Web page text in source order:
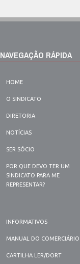
NAVEGAÇÃO RÁPIDA
HOME
O SINDICATO
DIRETORIA
NOTÍCIAS
SER SÓCIO
POR QUE DEVO TER UM
SINDICATO PARA ME
REPRESENTAR?
INFORMATIVOS
MANUAL DO COMERCIÁRIO
CARTILHA LER/DORT